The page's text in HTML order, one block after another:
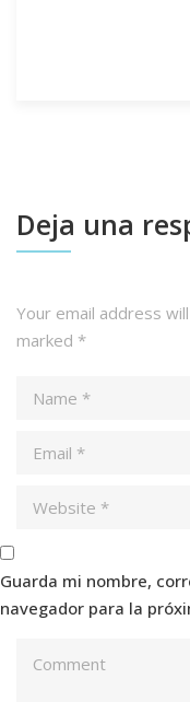
Deja una
Your email address
marked *
Guarda mi nombre,
navegador para la